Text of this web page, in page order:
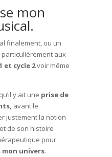
mon
finalement, ou un
particulièrement aux
et cycle 2voir même
y ait une prise de
avant le
justement la notion
de son histoire
pour
univers.